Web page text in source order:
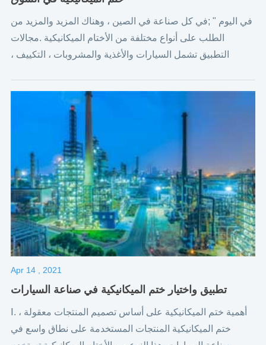
في اليوم " ;في كل صناعة في الصين ، وهناك المزيد والمزيد من
الطلب على أنواع مختلفة من الأختام الميكانيكية .مجالات
التطبيق تشمل السيارات والأغذية والمشروبات ، التكييف ،
Apr 14 , 2021
تطبيق واختيار ختم الميكانيكية في صناعة السيارات
Ⅰ. أهمية ختم الميكانيكية على أساس تصميم المنتجات معقولة ،
ختم الميكانيكية المنتجات المستخدمة على نطاق واسع في